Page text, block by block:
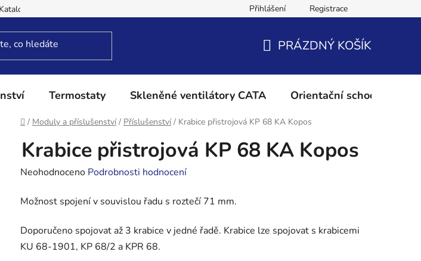
Katalog Podmínky ochrany osobních údajů Reklamační řád
Přihlášení Registrace
KOŠÍK
PRÁZDNÝ KOŠÍK
Termostaty Skleněné ventilátory CATA Orientační schodišťové
Domů
/ Moduly a příslušenství / Příslušenství / Krabice přistrojová KP 68 KA Kopos
Krabice přistrojová KP 68 KA Kopos
Průměrné
produktu
0,0
z
Neohodnoceno Podrobnosti hodnocení
Možnost spojení v souvislou řadu s roztečí 71 mm.
Doporučeno spojovat až 3 krabice v jedné řadě. Krabice lze spojovat s krabicemi
KU 68-1901, KP 68/2 a KPR 68.